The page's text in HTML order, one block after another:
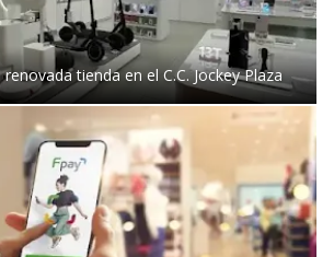
tienda en el C.C. Jockey Plaza